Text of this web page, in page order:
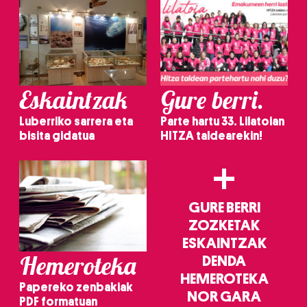
Eskaintzak
Luberriko sarrera eta
bisita gidatua
Gure berri.
Parte hartu 33. Lilatoian
HITZA taldearekin!
Hemeroteka
Papereko zenbakiak
PDF formatuan
+
GURE BERRI
ZOZKETAK
ESKAINTZAK
DENDA
HEMEROTEKA
NOR GARA